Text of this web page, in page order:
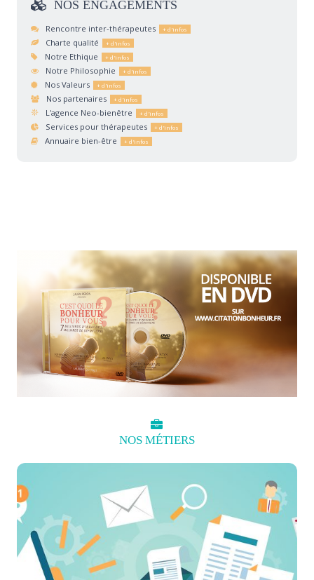
NOS ENGAGEMENTS
Rencontre inter-thérapeutes
Charte qualité
Notre Ethique
Notre Philosophie
Nos Valeurs
Nos partenaires
L'agence Neo-bienêtre
Services pour thérapeutes
Annuaire bien-être
NOS MÉTIERS